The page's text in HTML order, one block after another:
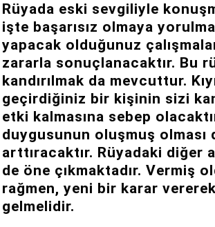
Rüyada eski sevgiliyle
işte başarısız olmaya
yapacak olduğunuz
zararla sonuçlanacaktır. Bu
kandırılmak da mevcuttur.
geçirdiğiniz bir kişinin sizi
etki kalmasına sebep
duygusunun oluşmuş olması
arttıracaktır. Rüyadaki diğer
de öne çıkmaktadır. Vermiş
rağmen, yeni bir karar
gelmelidir.